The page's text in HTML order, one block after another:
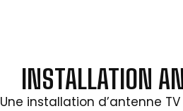
INSTALLATION
Une installation d’antenne